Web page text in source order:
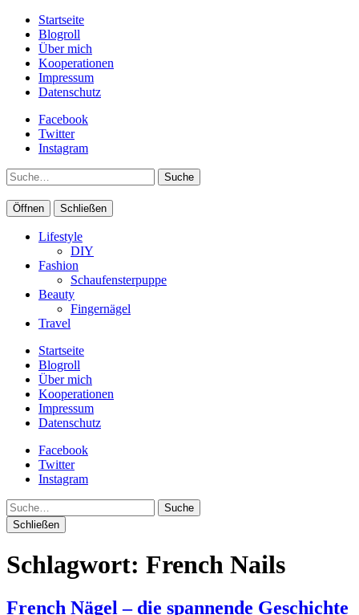
Startseite
Blogroll
Über mich
Kooperationen
Impressum
Datenschutz
Facebook
Twitter
Instagram
Suche
Öffnen Schließen
Lifestyle
DIY
Fashion
Schaufensterpuppe
Beauty
Fingernägel
Travel
Startseite
Blogroll
Über mich
Kooperationen
Impressum
Datenschutz
Facebook
Twitter
Instagram
Suche
Schließen
Schlagwort: French Nails
French Nägel – die spannende Geschichte